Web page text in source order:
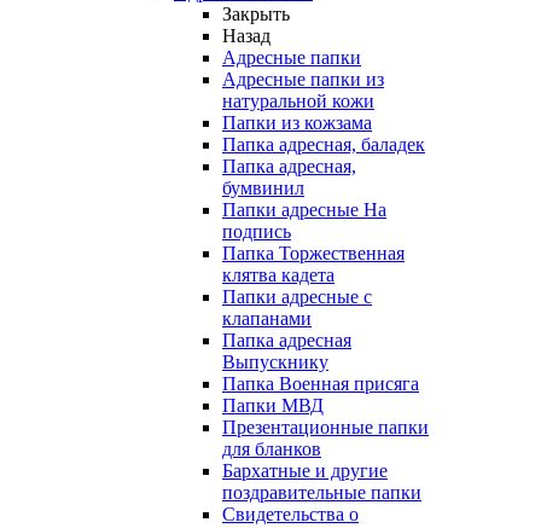
Закрыть
Назад
Адресные папки
Адресные папки из
натуральной кожи
Папки из кожзама
Папка адресная, баладек
Папка адресная,
бумвинил
Папки адресные На
подпись
Папка Торжественная
клятва кадета
Папки адресные с
клапанами
Папка адресная
Выпускнику
Папка Военная присяга
Папки МВД
Презентационные папки
для бланков
Бархатные и другие
поздравительные папки
Свидетельства о